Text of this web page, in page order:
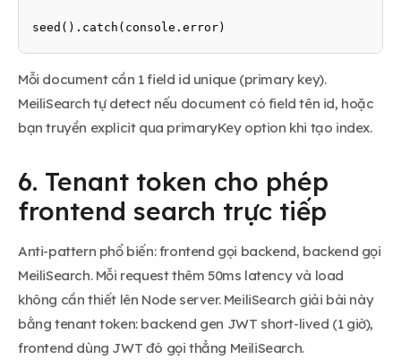
seed().catch(console.error)
Mỗi document cần 1 field id unique (primary key).
MeiliSearch tự detect nếu document có field tên id, hoặc
bạn truyền explicit qua primaryKey option khi tạo index.
6. Tenant token cho phép
frontend search trực tiếp
Anti-pattern phổ biến: frontend gọi backend, backend gọi
MeiliSearch. Mỗi request thêm 50ms latency và load
không cần thiết lên Node server. MeiliSearch giải bài này
bằng tenant token: backend gen JWT short-lived (1 giờ),
frontend dùng JWT đó gọi thẳng MeiliSearch.